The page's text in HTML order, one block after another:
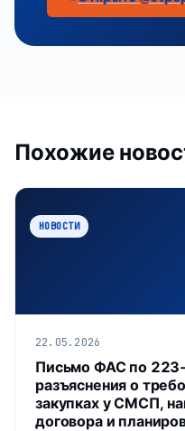
Похожие
НОВОСТИ
22.05.2026
Письмо ФАС по
разъяснения о
закупках у СМСП,
договора и